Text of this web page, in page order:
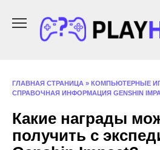
содержанию
ГЛАВНАЯ СТРАНИЦА » КОМПЬЮТЕРНЫЕ
СПРАВОЧНАЯ ИНФОРМАЦИЯ GENSHIN
Какие награды
получить с